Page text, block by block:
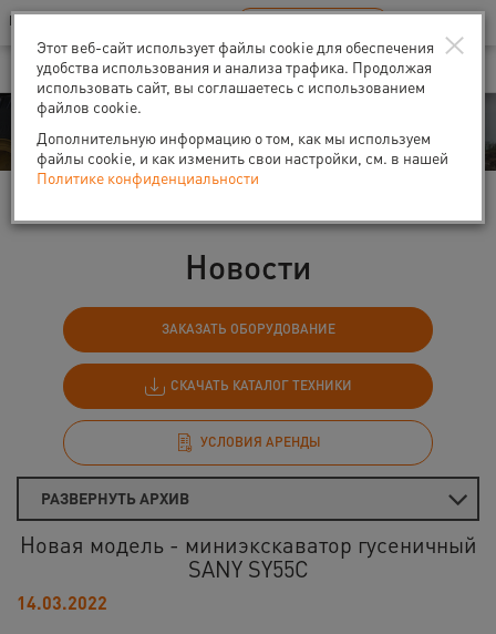
Ваш город:Санкт-Петербург
В Вашем регионе нет наших офисов RU EN
События
Новости
ЗАКАЗАТЬ ОБОРУДОВАНИЕ
СКАЧАТЬ КАТАЛОГ ТЕХНИКИ
УСЛОВИЯ АРЕНДЫ
РАЗВЕРНУТЬ АРХИВ
Новая модель - миниэкскаватор гусеничный
SANY SY55C
14.03.2022
×
Этот веб-сайт использует файлы cookie для обеспечения
удобства использования и анализа трафика. Продолжая
использовать сайт, вы соглашаетесь с использованием
файлов cookie.
Дополнительную информацию о том, как мы используем
файлы cookie, и как изменить свои настройки, см. в нашей
Политике конфиденциальности